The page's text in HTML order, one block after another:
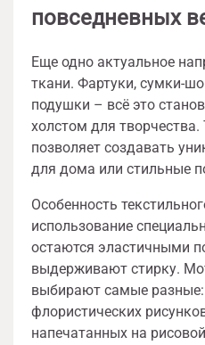
повседневных
Еще одно актуальное
ткани. Фартуки, сумки-
подушки – всё это
холстом для творчества.
позволяет создавать
для дома или стильные
Особенность
использование
остаются эластичными
выдерживают стирку.
выбирают самые разные:
флористических
напечатанных на